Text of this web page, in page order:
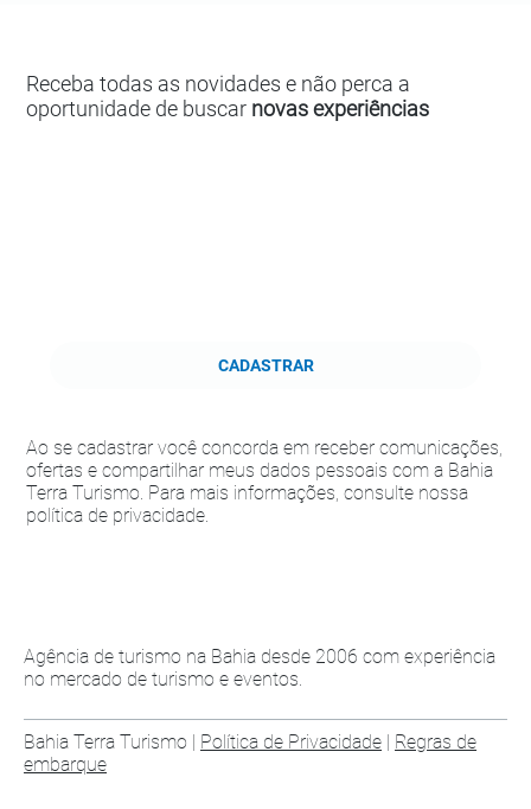
Agência de turismo na Bahia desde 2006 com experiência
no mercado de turismo e eventos.
Bahia Terra Turismo | Política de Privacidade
Regras de
embarque
Receba todas as novidades e não perca a
oportunidade de buscar novas experiências
CADASTRAR
Ao se cadastrar você concorda em receber comunicações,
ofertas e compartilhar meus dados pessoais com a Bahia
Terra Turismo. Para mais informações, consulte nossa
política de privacidade.